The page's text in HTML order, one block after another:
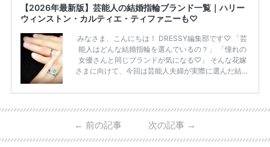
【2026年最新版】芸能人の結婚指輪ブランド一覧｜ハリー
ウィンストン・カルティエ・ティファニーも♡
みなさま、こんにちは！ DRESSY編集部です♡ 「芸
能人はどんな結婚指輪を選んでいるの？」 「憧れの
女優さんと同じブランドが気になる♡」 そんな花嫁
さまに向けて、今回は芸能人夫婦が実際に選んだ結婚
ーウィンストンやカルティエ、ティファニーなど世界
日本で人気のブランドまで幅広くご紹介。 さらに、
・愛用している芸能人夫婦 ・リングの特徴や魅力 ・
← 前の記事 次の記事 →